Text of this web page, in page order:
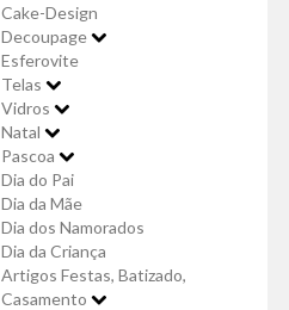
Cake-Design
Decoupage
Esferovite
Telas
Vidros
Natal
Pascoa
Dia do Pai
Dia da Mãe
Dia dos Namorados
Dia da Criança
Artigos Festas, Batizado,
Casamento